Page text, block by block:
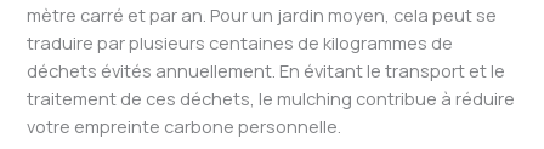
mètre carré et par an. Pour un jardin moyen, cela peut se
traduire par plusieurs centaines de kilogrammes de
déchets évités annuellement. En évitant le transport et le
traitement de ces déchets, le mulching contribue à réduire
votre empreinte carbone personnelle.